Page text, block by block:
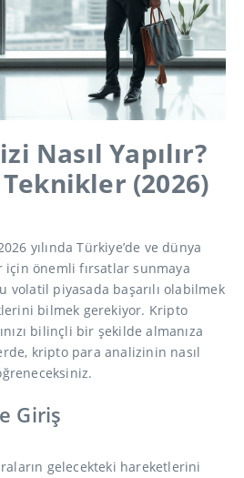
Nasıl Yapılır?
Teknikler (2026)
yılında Türkiye’de ve dünya
için önemli fırsatlar sunmaya
volatil piyasada başarılı olabilmek
bilmek gerekiyor. Kripto
bilinçli bir şekilde almanıza
kripto para analizinin nasıl
Giriş
gelecekteki hareketlerini